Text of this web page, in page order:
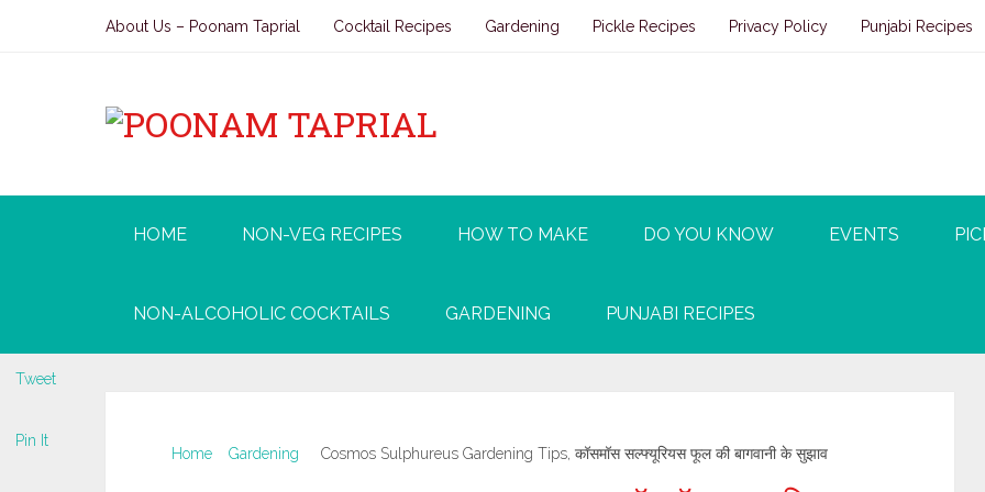
About Us – Poonam Taprial Cocktail Recipes Gardening Pickle Recipes Privacy Policy Punjabi Recipes
HOME NON-VEG RECIPES HOW TO MAKE DO YOU KNOW EVENTS
NON-ALCOHOLIC COCKTAILS GARDENING PUNJABI RECIPES
Home Gardening Cosmos Sulphureus Gardening Tips, कॉसमॉस सल्फ्यूरियस फूल की बागवानी के सुझाव
Tweet
Pin It